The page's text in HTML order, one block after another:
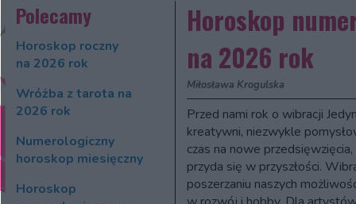
Polecamy
Horoskop roczny
na 2026 rok
Wróżba z tarota na
2026 rok
Numerologiczny
horoskop miesięczny
Horoskop
Horoskop
na 2026 rok
Miłosława Krogulska
Przed nami rok o wibracji
kreatywni, niezwykle
czas na nowe
przyda się w przyszłości.
poszerzaniu naszych